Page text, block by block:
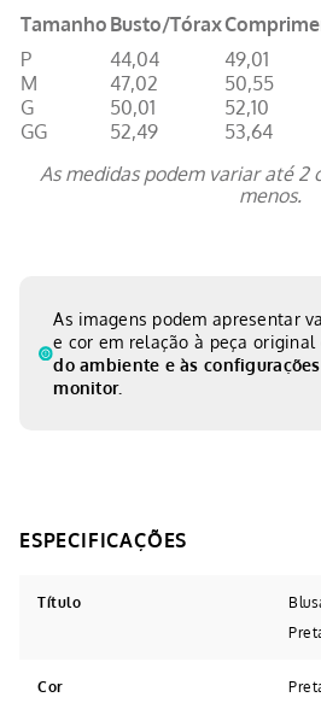
Tamanho Busto/Tórax
P
44,04 49,01
M
47,02 50,55
G
50,01 52,10
GG
52,49 53,64
As medidas podem variar até 2
menos.
As imagens podem apresentar
e cor em relação à peça original
do ambiente e às
monitor.
Título
Cor